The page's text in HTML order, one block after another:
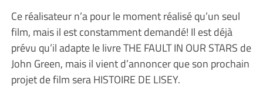
Ce réalisateur n’a pour le moment réalisé qu’un seul
film, mais il est constamment demandé! Il est déjà
prévu qu’il adapte le livre THE FAULT IN OUR STARS de
John Green, mais il vient d’annoncer que son prochain
projet de film sera HISTOIRE DE LISEY.